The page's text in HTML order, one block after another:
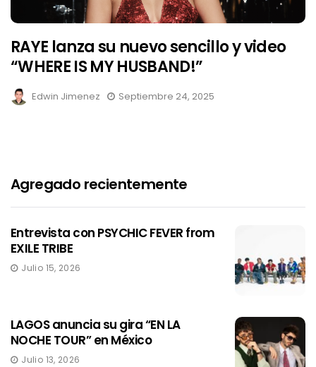
RAYE lanza su nuevo sencillo y video
“WHERE IS MY HUSBAND!”
Edwin Jimenez Septiembre 24, 2025
Agregado recientemente
Entrevista con PSYCHIC FEVER from
EXILE TRIBE
Julio 15, 2026
LAGOS anuncia su gira “EN LA
NOCHE TOUR” en México
Julio 13, 2026